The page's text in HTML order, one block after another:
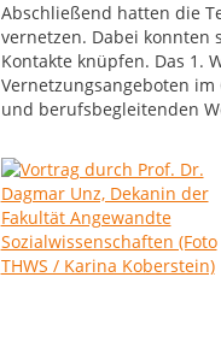
Abschließend hatten die
vernetzen. Dabei konnten
Kontakte knüpfen. Das 1.
Vernetzungsangeboten
und berufsbegleitenden